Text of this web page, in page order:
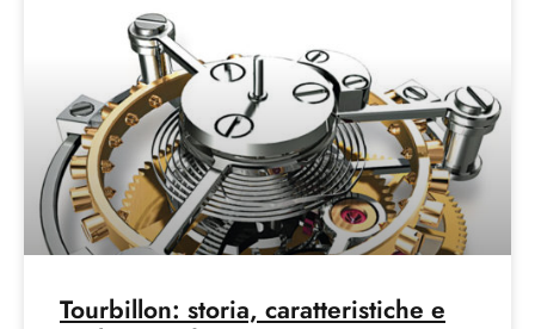
Tourbillon: storia, caratteristiche e